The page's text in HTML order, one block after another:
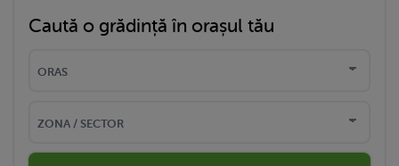
Caută o grădință în orașul tău